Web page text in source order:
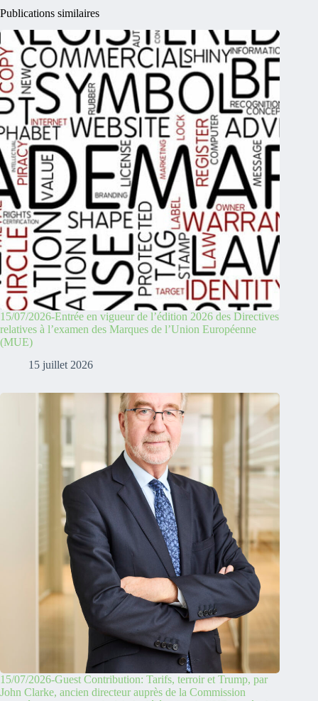
Publications similaires
15/07/2026-Entrée en vigueur de l’édition 2026 des Directives
relatives à l’examen des Marques de l’Union Européenne
(MUE)
15 juillet 2026
15/07/2026-Guest Contribution: Tarifs, terroir et Trump, par
John Clarke, ancien directeur auprès de la Commission